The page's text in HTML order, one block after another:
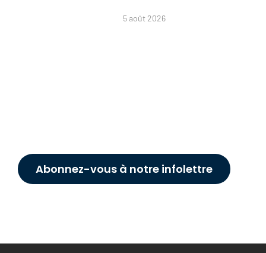
5 août 2026
Abonnez-vous à notre infolettre